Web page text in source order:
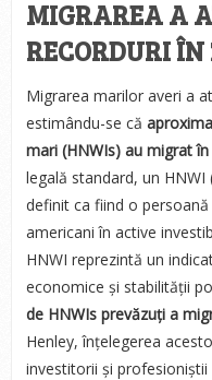
MIGRAREA A
RECORDURI ÎN
Migrarea marilor averi a
estimându-se că
mari (HNWIs) au migrat
legală standard, un
definit ca fiind o
americani în active
HNWI reprezintă un
economice și stabilității
de HNWIs prevăzuți a
Henley, înțelegerea
investitorii și profesioniștii